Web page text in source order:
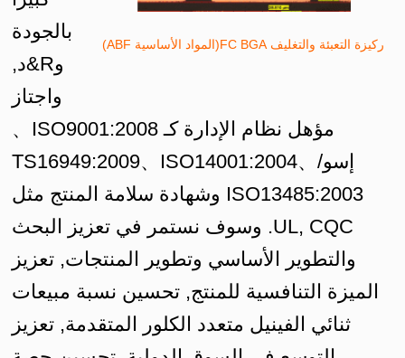
ركيزة التعبئة والتغليف FC BGA(المواد الأساسية ABF)
بالجودة
وR&د,
واجتاز
مؤهل نظام الإدارة كـ ISO9001:2008、
إسو/TS16949:2009、ISO14001:2004、
ISO13485:2003 وشهادة سلامة المنتج مثل
UL, CQC. وسوف نستمر في تعزيز البحث
والتطوير الأساسي وتطوير المنتجات, تعزيز
الميزة التنافسية للمنتج, تحسين نسبة مبيعات
ثنائي الفينيل متعدد الكلور المتقدمة, تعزيز